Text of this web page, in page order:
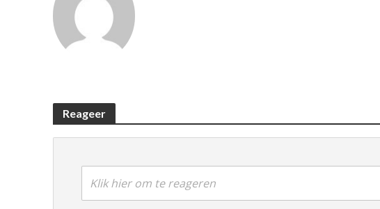
Reageer
Klik hier om te reageren